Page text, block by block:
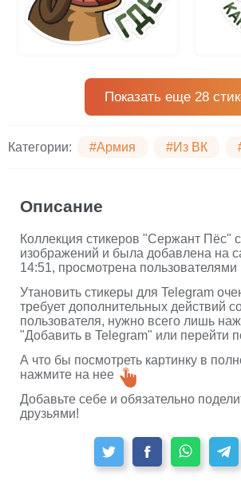
Показать еще 28
Категории: #Армия #Из ВК
Описание
Коллекция стикеров "Сержант Пёс"
изображений и была добавлена на
14:51, просмотрена пользователями
Утановить стикеры для Telegram
требует дополнительных действий
пользователя, нужно всего лишь
"Добавить в Telegram" или перейти
А что бы посмотреть картинку в
нажмите на нее
Добавьте себе и обязательно
друзьями!